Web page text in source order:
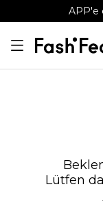
APP'e
Lütfen